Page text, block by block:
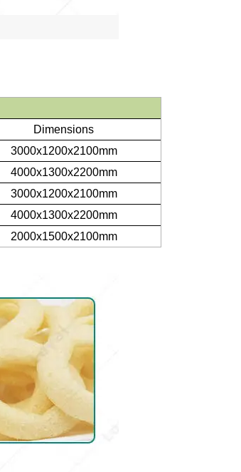
Dimensions
3000x1200x2100mm
4000x1300x2200mm
3000x1200x2100mm
4000x1300x2200mm
2000x1500x2100mm